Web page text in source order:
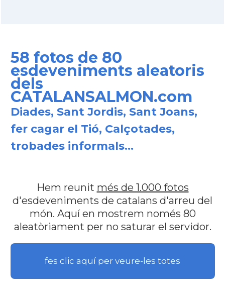
58 fotos de 80
esdeveniments aleatoris
dels
CATALANSALMON.com
Diades, Sant Jordis, Sant Joans,
fer cagar el Tió, Calçotades,
trobades informals...
Hem reunit més de 1.000 fotos
d'esdeveniments de catalans d'arreu del
món. Aquí en mostrem només 80
aleatòriament per no saturar el servidor.
fes clic aquí per veure-les totes